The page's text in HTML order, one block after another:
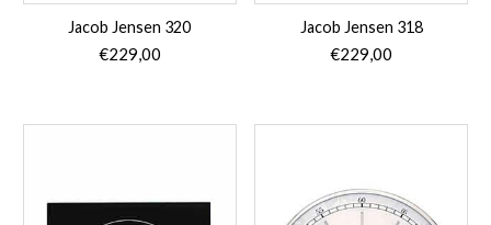
Jacob Jensen 320
€229,00
Jacob Jensen 318
€229,00